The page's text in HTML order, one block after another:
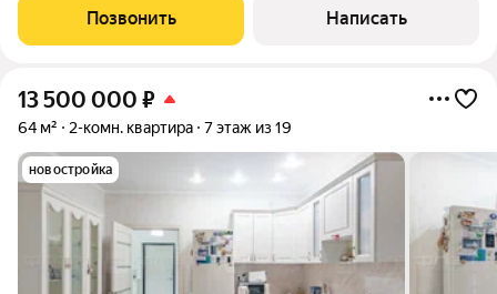
изолированные комнаты,просторный коридор.Комфортная
площадь для проживания семьи - 43 кв.м Дом с
Позвонить Написать
13 500 000 ₽
64 м² 2-комн. квартира 7 этаж из 19
новостройка